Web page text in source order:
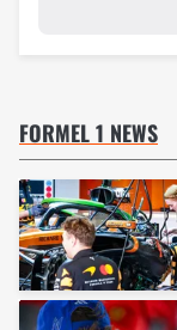
FORMEL 1 NEWS